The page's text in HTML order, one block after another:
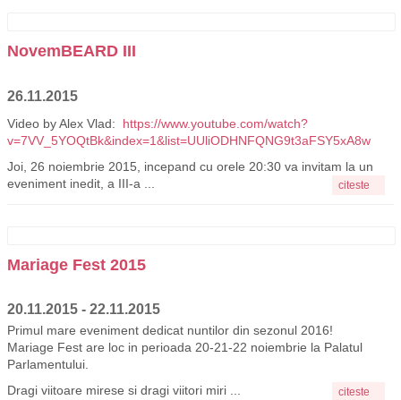
NovemBEARD III
26.11.2015
Video by Alex Vlad: ​ https://www.youtube.com/watch?
v=7VV_5YOQtBk&index=1&list=UUliODHNFQNG9t3aFSY5xA8w
Joi, 26 noiembrie 2015, incepand cu orele 20:30 va invitam la un
eveniment inedit, a III-a ...
citeste
Mariage Fest 2015
20.11.2015 - 22.11.2015
Primul mare eveniment dedicat nuntilor din sezonul 2016!
Mariage Fest are loc in perioada 20-21-22 noiembrie la Palatul
Parlamentului.
Dragi viitoare mirese si dragi viitori miri ...
citeste